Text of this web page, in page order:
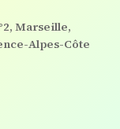
Marseille,
Alpes-Côte